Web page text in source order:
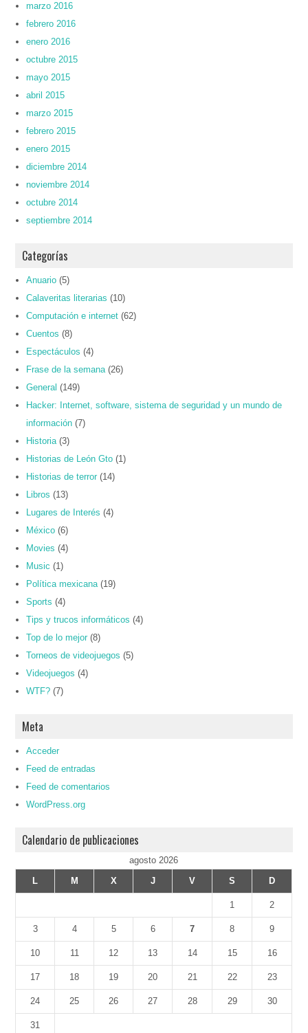
marzo 2016
febrero 2016
enero 2016
octubre 2015
mayo 2015
abril 2015
marzo 2015
febrero 2015
enero 2015
diciembre 2014
noviembre 2014
octubre 2014
septiembre 2014
Categorías
Anuario (5)
Calaveritas literarias (10)
Computación e internet (62)
Cuentos (8)
Espectáculos (4)
Frase de la semana (26)
General (149)
Hacker: Internet, software, sistema de seguridad y un mundo de
información (7)
Historia (3)
Historias de León Gto (1)
Historias de terror (14)
Libros (13)
Lugares de Interés (4)
México (6)
Movies (4)
Music (1)
Política mexicana (19)
Sports (4)
Tips y trucos informáticos (4)
Top de lo mejor (8)
Torneos de videojuegos (5)
Videojuegos (4)
WTF? (7)
Meta
Acceder
Feed de entradas
Feed de comentarios
WordPress.org
Calendario de publicaciones
agosto 2026
L
M X J V S D
1 2
3 4 5 6 7 8 9
10 11 12 13 14 15 16
17 18 19 20 21 22 23
24 25 26 27 28 29 30
31